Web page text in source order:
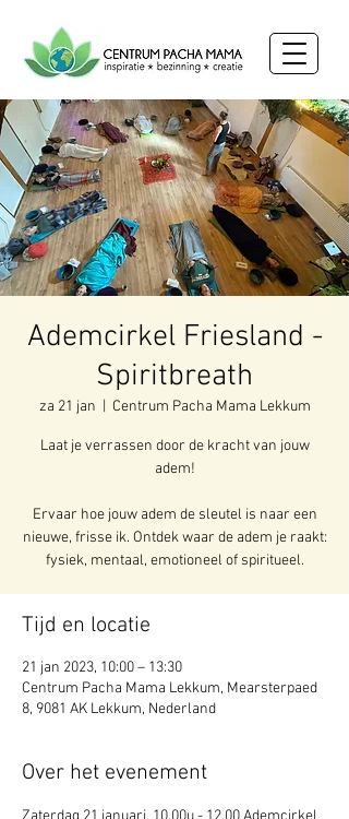
Ademcirkel Friesland -
Spiritbreath
za 21 jan Centrum Pacha Mama Lekkum
Laat je verrassen door de kracht van jouw
adem!
Ervaar hoe jouw adem de sleutel is naar een
nieuwe, frisse ik. Ontdek waar de adem je raakt:
fysiek, mentaal, emotioneel of spiritueel.
Tijd en locatie
21 jan 2023, 10:00 – 13:30
Centrum Pacha Mama Lekkum, Mearsterpaed
8, 9081 AK Lekkum, Nederland
Over het evenement